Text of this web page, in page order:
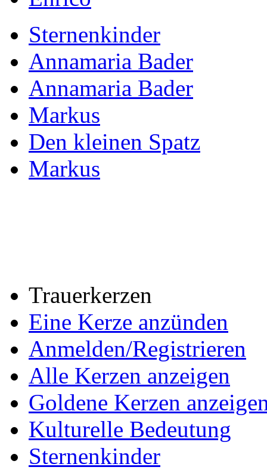
Sternenkinder
Annamaria Bader
Annamaria Bader
Markus
Den kleinen Spatz
Markus
Trauerkerzen
Eine Kerze anzünden
Anmelden/Registrieren
Alle Kerzen anzeigen
Goldene Kerzen
Kulturelle Bedeutung
Sternenkinder